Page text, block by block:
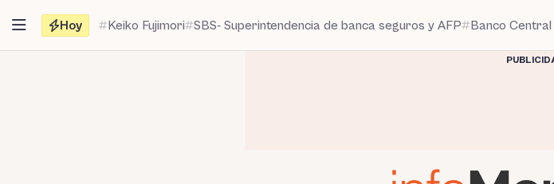
contenido
Hoy Keiko Fujimori SBS- Superintendencia de banca seguros y AFP Banco